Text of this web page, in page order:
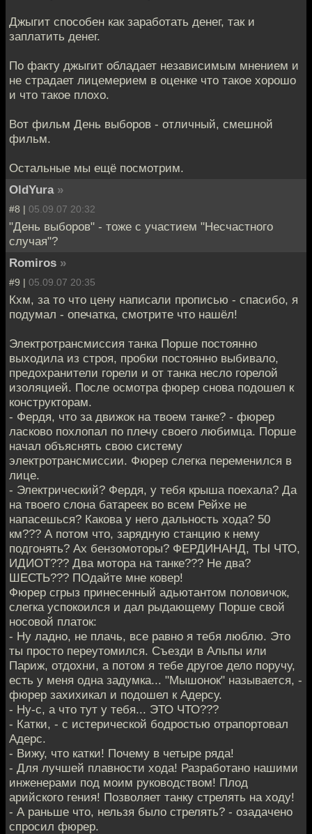
Джыгит способен как заработать денег, так и
заплатить денег.
По факту джыгит обладает независимым мнением и
не страдает лицемерием в оценке что такое хорошо
и что такое плохо.
Вот фильм День выборов - отличный, смешной
фильм.
Остальные мы ещё посмотрим.
OldYura »
#8 | 05.09.07 20:32
"День выборов" - тоже с участием "Несчастного
случая"?
Romiros »
#9 | 05.09.07 20:35
Кхм, за то что цену написали прописью - спасибо, я
подумал - опечатка, смотрите что нашёл!
Электротрансмиссия танка Порше постоянно
выходила из строя, пробки постоянно выбивало,
предохранители горели и от танка несло горелой
изоляцией. После осмотра фюрер снова подошел к
конструкторам.
- Фердя, что за движок на твоем танке? - фюрер
ласково похлопал по плечу своего любимца. Порше
начал объяснять свою систему
электротрансмиссии. Фюрер слегка переменился в
лице.
- Электрический? Фердя, у тебя крыша поехала? Да
на твоего слона батареек во всем Рейхе не
напасешься? Какова у него дальность хода? 50
км??? А потом что, зарядную станцию к нему
подгонять? Ах бензомоторы? ФЕРДИНАНД, ТЫ ЧТО,
ИДИОТ??? Два мотора на танке??? Не два?
ШЕСТЬ??? ПОдайте мне ковер!
Фюрер сгрыз принесенный адьютантом половичок,
слегка успокоился и дал рыдающему Порше свой
носовой платок:
- Ну ладно, не плачь, все равно я тебя люблю. Это
ты просто переутомился. Съезди в Альпы или
Париж, отдохни, а потом я тебе другое дело поручу,
есть у меня одна задумка... "Мышонок" называется, -
фюрер захихикал и подошел к Адерсу.
- Ну-с, а что тут у тебя... ЭТО ЧТО???
- Катки, - с истерической бодростью отрапортовал
Адерс.
- Вижу, что катки! Почему в четыре ряда!
- Для лучшей плавности хода! Разработано нашими
инженерами под моим руководством! Плод
арийского гения! Позволяет танку стрелять на ходу!
- А раньше что, нельзя было стрелять? - озадачено
спросил фюрер.